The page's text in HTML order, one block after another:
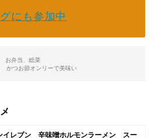
にも参加中
お弁当、総菜
つお節オンリーで美味い
イレブン 辛味噌ホルモンラーメン スー